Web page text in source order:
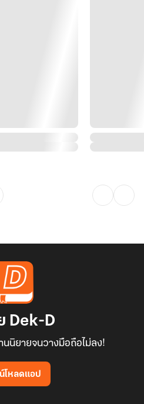
Dek-D
นิยายจนวางมือถือไม่ลง!
โหลดแอป